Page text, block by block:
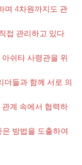
며 4차원까지도 관
접 관리하고 있다.
쉬타 사령관을 위
더들과 함께 서로 의
계 속에서 협력하
방법을 도출하여